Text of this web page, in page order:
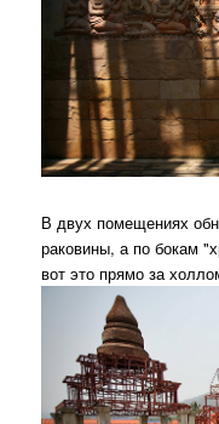
В двух помещениях
раковины, а по бокам
вот это прямо за